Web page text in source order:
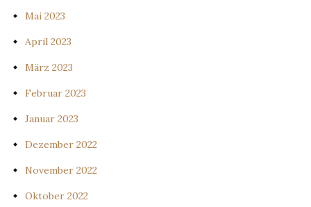
Mai 2023
April 2023
März 2023
Februar 2023
Januar 2023
Dezember 2022
November 2022
Oktober 2022